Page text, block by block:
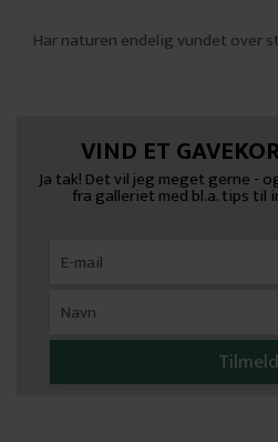
Har naturen endelig vundet over
VIND ET
Ja tak! Det vil jeg meget gerne -
fra galleriet med bl.a. tips til